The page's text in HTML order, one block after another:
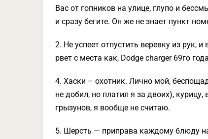
Вас от гопников на улице, глупо и
и сразу бегите. Он же не знает пункт
2. Не успеет отпустить веревку из рук,
рвет с места как, Dodge charger 69го
4. Хаски – охотник. Лично мой,
не добил, но платил я за двоих),
грызунов, я вообще не считаю.
5. Шерсть — приправа каждому блюду